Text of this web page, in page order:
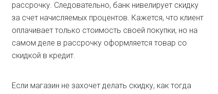
рассрочку. Следовательно, банк нивелирует скидку
за счет начисляемых процентов. Кажется, что клиент
оплачивает только стоимость своей покупки, но на
самом деле в рассрочку оформляется товар со
скидкой в кредит.
Если магазин не захочет делать скидку, как тогда